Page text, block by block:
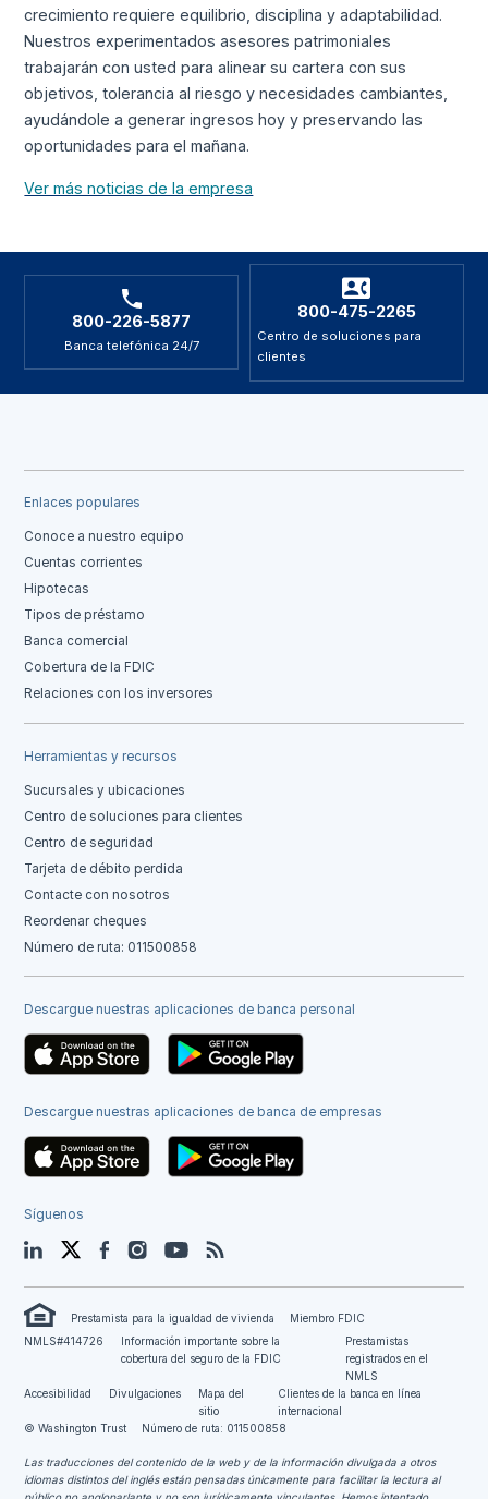
crecimiento requiere equilibrio, disciplina y adaptabilidad.
Nuestros experimentados asesores patrimoniales
trabajarán con usted para alinear su cartera con sus
objetivos, tolerancia al riesgo y necesidades cambiantes,
ayudándole a generar ingresos hoy y preservando las
oportunidades para el mañana.
Ver más noticias de la empresa
800-226-5877
Banca telefónica 24/7
800-475-2265
Centro de soluciones para
clientes
Enlaces populares
Conoce a nuestro equipo
Cuentas corrientes
Hipotecas
Tipos de préstamo
Banca comercial
Cobertura de la FDIC
Relaciones con los inversores
Herramientas y recursos
Sucursales y ubicaciones
Centro de soluciones para clientes
Centro de seguridad
Tarjeta de débito perdida
Contacte con nosotros
Reordenar cheques
Número de ruta: 011500858
Descargue nuestras aplicaciones de banca personal
Descargue nuestras aplicaciones de banca de empresas
Síguenos
LinkedIn TwitterFacebookInstagramYouTube
Prestamista para la igualdad de vivienda
Miembro FDIC
NMLS#414726
Información importante sobre la
cobertura del seguro de la FDIC
Prestamistas
registrados en el
NMLS
Accesibilidad
Divulgaciones
Mapa del
sitio
Clientes de la banca en línea
internacional
© Washington Trust
Número de ruta: 011500858
Las traducciones del contenido de la web y de la información divulgada a otros
idiomas distintos del inglés están pensadas únicamente para facilitar la lectura al